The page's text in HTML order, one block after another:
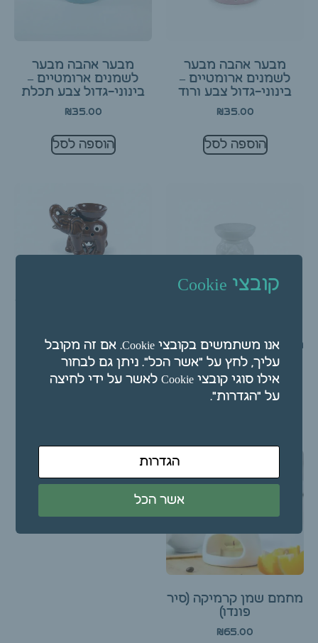
מבער אהבה מבער
לשמנים ארומטיים –
בינוני-גדול צבע ורוד
₪35.00
הוספה לסל
מבער אהבה מבער
לשמנים ארומטיים –
בינוני-גדול צבע תכלת
₪35.00
הוספה לסל
מבער לשמנים ארומטיים
דגם קוביות
₪35.00
מחמם שמן קרמיקה (סיר
פונדו)
₪65.00
קובצי Cookie
אנו משתמשים בקובצי Cookie. אם זה מקובל
עליך, לחץ על "אשר הכל". ניתן גם לבחור
אילו סוגי קובצי Cookie לאשר על ידי לחיצה
על "הגדרות".
הגדרות
אשר הכל